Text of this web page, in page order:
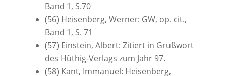
Band 1, S.70
(56) Heisenberg, Werner: GW, op. cit.,
Band 1, S. 71
(57) Einstein, Albert: Zitiert in Grußwort
des Hüthig-Verlags zum Jahr 97.
(58) Kant, Immanuel: Heisenberg,